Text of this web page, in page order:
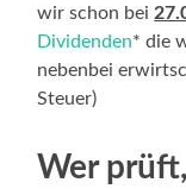
wir schon bei
Dividenden* die
nebenbei
Steuer)
Wer